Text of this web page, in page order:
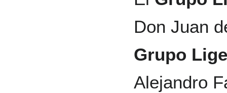
Don Juan
Grupo
Alejandro